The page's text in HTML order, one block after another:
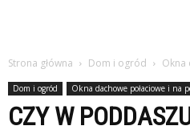
Strona główna Dom i ogród Okna
Dom i ogród Okna dachowe połaciowe i na
CZY W